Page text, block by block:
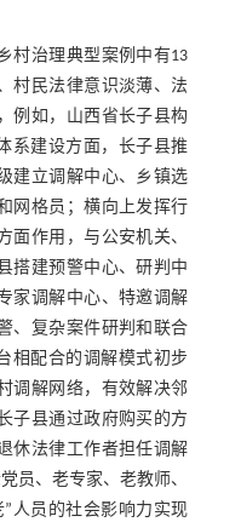
村治理典型案例中有13
村民法律意识淡薄、法
例如，山西省长子县构
系建设方面，长子县推
建立调解中心、乡镇选
网格员；横向上发挥行
面作用，与公安机关、
搭建预警中心、研判中
家调解中心、特邀调解
、复杂案件研判和联合
相配合的调解模式初步
调解网络，有效解决邻
子县通过政府购买的方
休法律工作者担任调解
员、老专家、老教师、
人员的社会影响力实现